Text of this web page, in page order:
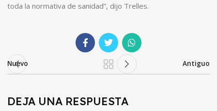
toda la normativa de sanidad”, dijo Trelles.
Nuevo Antiguo
DEJA UNA RESPUESTA